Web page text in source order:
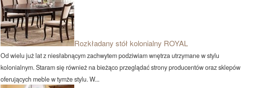
Rozkładany stół kolonialny ROYAL
Od wielu już lat z niesłabnącym zachwytem podziwiam wnętrza utrzymane w stylu
kolonialnym. Staram się również na bieżąco przeglądać strony producentów oraz sklepów
oferujących meble w tymże stylu. W...